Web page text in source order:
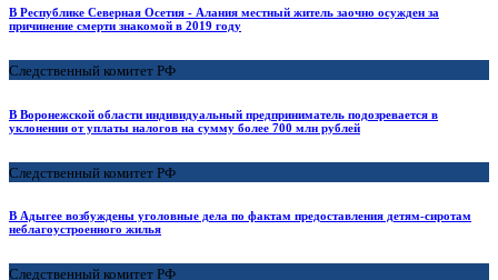
В Республике Северная Осетия - Алания местный житель заочно осужден за
причинение смерти знакомой в 2019 году
Следственный комитет РФ
В Воронежской области индивидуальный предприниматель подозревается в
уклонении от уплаты налогов на сумму более 700 млн рублей
Следственный комитет РФ
В Адыгее возбуждены уголовные дела по фактам предоставления детям-сиротам
неблагоустроенного жилья
Следственный комитет РФ